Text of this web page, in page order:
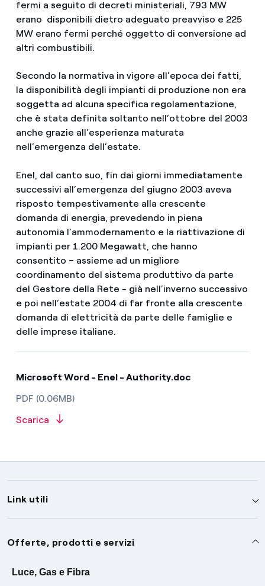
fermi a seguito di decreti ministeriali, 793 MW
erano disponibili dietro adeguato preavviso e 225
MW erano fermi perché oggetto di conversione ad
altri combustibili.
Secondo la normativa in vigore all’epoca dei fatti,
la disponibilità degli impianti di produzione non era
soggetta ad alcuna specifica regolamentazione,
che è stata definita soltanto nell’ottobre del 2003
anche grazie all’esperienza maturata
nell’emergenza dell’estate.
Enel, dal canto suo, fin dai giorni immediatamente
successivi all’emergenza del giugno 2003 aveva
risposto tempestivamente alla crescente
domanda di energia, prevedendo in piena
autonomia l’ammodernamento e la riattivazione di
impianti per 1.200 Megawatt, che hanno
consentito – assieme ad un migliore
coordinamento del sistema produttivo da parte
del Gestore della Rete - già nell’inverno successivo
e poi nell’estate 2004 di far fronte alla crescente
domanda di elettricità da parte delle famiglie e
delle imprese italiane.
Microsoft Word - Enel - Authority.doc
PDF (0.06MB)
Scarica
Link utili
Assistenza
Avvisi
Servizi
Offerte, prodotti e servizi
Luce, Gas e Fibra